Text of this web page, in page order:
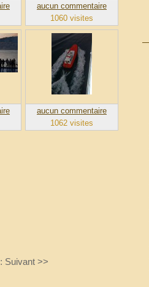
aucun commentaire
1060 visites
aucun commentaire
1062 visites
Suivant >>